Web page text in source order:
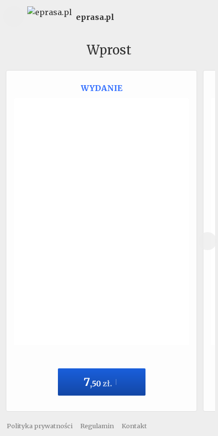
eprasa.pl
Wprost
WYDANIE
7,50 zł.
Polityka prywatności Regulamin Kontakt